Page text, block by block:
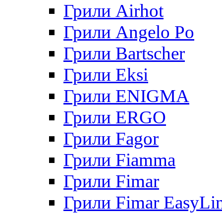
Грили Airhot
Грили Angelo Po
Грили Bartscher
Грили Eksi
Грили ENIGMA
Грили ERGO
Грили Fagor
Грили Fiamma
Грили Fimar
Грили Fimar